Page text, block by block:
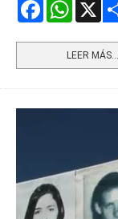
FacebookWhatsApp
LEER